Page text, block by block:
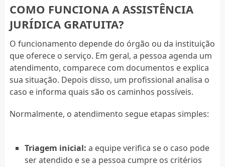
COMO FUNCIONA A ASSISTÊNCIA
JURÍDICA GRATUITA?
O funcionamento depende do órgão ou da instituição
que oferece o serviço. Em geral, a pessoa agenda um
atendimento, comparece com documentos e explica
sua situação. Depois disso, um profissional analisa o
caso e informa quais são os caminhos possíveis.
Normalmente, o atendimento segue etapas simples:
Triagem inicial: a equipe verifica se o caso pode
ser atendido e se a pessoa cumpre os critérios